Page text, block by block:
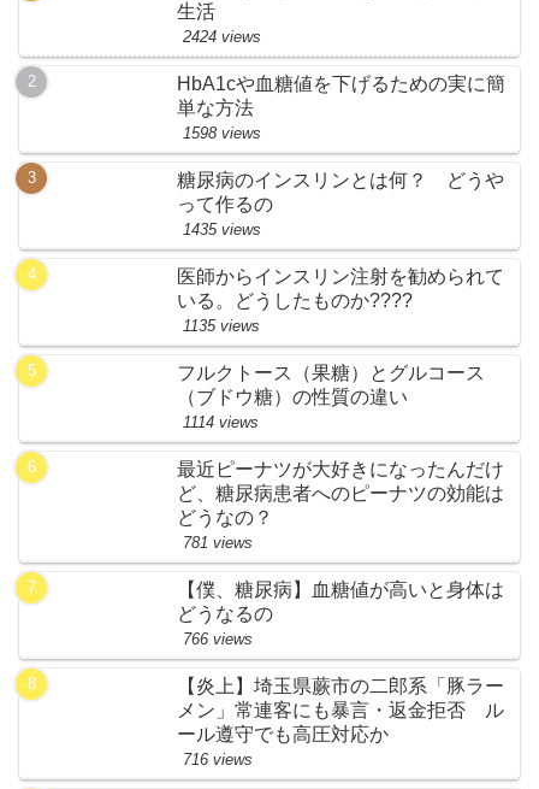
生活
2424 views
HbA1cや血糖値を下げるための実に簡
単な方法
1598 views
糖尿病のインスリンとは何？ どうや
って作るの
1435 views
医師からインスリン注射を勧められて
いる。どうしたものか????
1135 views
フルクトース（果糖）とグルコース
（ブドウ糖）の性質の違い
1114 views
最近ピーナツが大好きになったんだけ
ど、糖尿病患者へのピーナツの効能は
どうなの？
781 views
【僕、糖尿病】血糖値が高いと身体は
どうなるの
766 views
【炎上】埼玉県蕨市の二郎系「豚ラー
メン」常連客にも暴言・返金拒否 ル
ール遵守でも高圧対応か
716 views